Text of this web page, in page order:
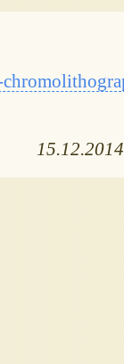
15.12.2014